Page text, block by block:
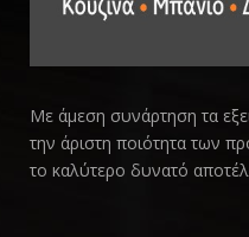
Με άμεση συνάρτηση τα
την άριστη ποιότητα των
το καλύτερο δυνατό